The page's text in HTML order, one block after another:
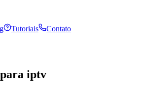
Tutoriais Contato
iptv